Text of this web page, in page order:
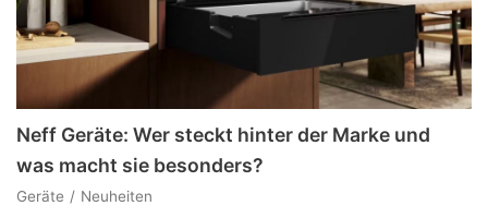
Neff Geräte: Wer steckt hinter der Marke und
was macht sie besonders?
Geräte Neuheiten